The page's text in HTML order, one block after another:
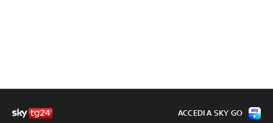
ACCEDI A SKY GO